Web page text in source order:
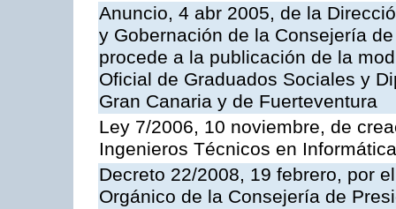
Anuncio, 4 abr 2005, de la
y Gobernación de la Consejería
procede a la publicación de la
Oficial de Graduados Sociales y
Gran Canaria y de Fuerteventura
Ley 7/2006, 10 noviembre, de
Ingenieros Técnicos en
Decreto 22/2008, 19 febrero, por
Orgánico de la Consejería de